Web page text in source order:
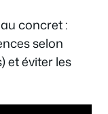
concret :
selon
et éviter les